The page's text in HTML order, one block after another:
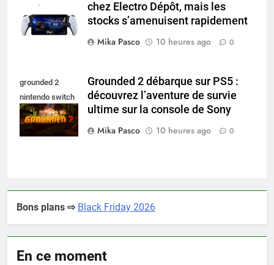
portal pro
chez Electro Dépôt, mais les
stocks s’amenuisent rapidement
Mika Pasco
10 heures ago 0
grounded 2
nintendo switch
2
Grounded 2 débarque sur PS5 :
découvrez l’aventure de survie
ultime sur la console de Sony
Mika Pasco
10 heures ago 0
Bons plans ⇨ Black Friday 2026
En ce moment